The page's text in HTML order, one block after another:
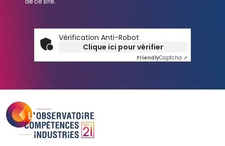
Vérification Anti-Robot
Clique ici pour vérifier
FriendlyCaptcha ⇗